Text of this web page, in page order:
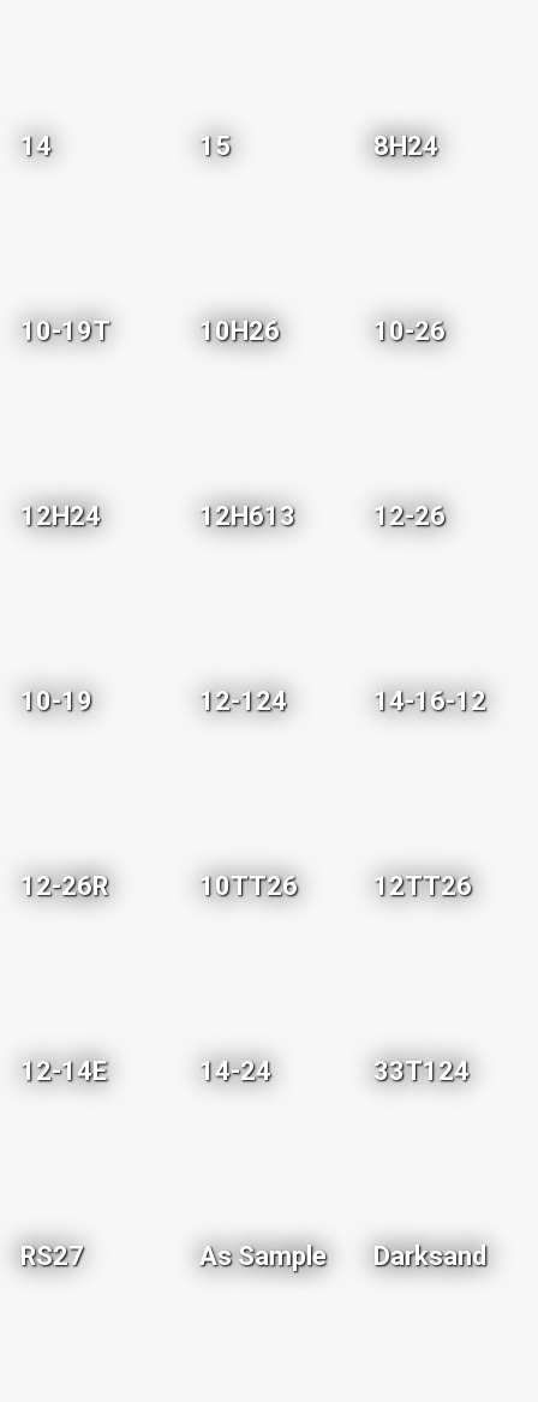
14 15 8H24
10-19T 10H26 10-26
12H24 12H613 12-26
10-19 12-124 14-16-12
12-26R 10TT26 12TT26
12-14E 14-24 33T124
RS27 As Sample Darksand